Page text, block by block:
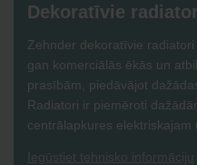
Dekoratīvie
Zehnder dekoratīvie
gan komerciālās ēkās un
prasībām, piedāvājot
Radiatori ir piemēroti
centrālapkures elektriskajam
Iegūstiet tehnisko informāciju